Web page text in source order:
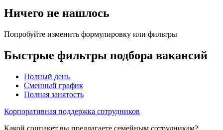
Ничего не нашлось
Попробуйте изменить формулировку или фильтры
Быстрые фильтры подбора вакансий
Полный день
Сменный график
Полная занятость
Корпоративная поддержка сотрудников
Какой соцпакет вы предлагаете семейным сотрудникам?